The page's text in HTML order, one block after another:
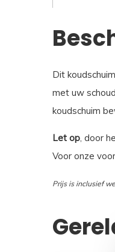
Dit
met uw
koudschuim
Let op, door
Voor onze
Prijs is inclusief